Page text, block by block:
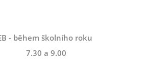
- během školního roku
7.30 a 9.00